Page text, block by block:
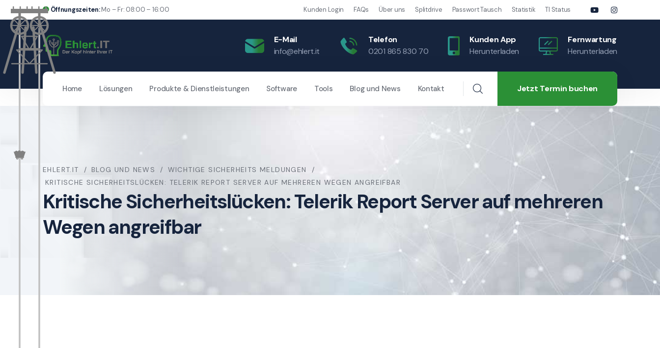
Öffnungszeiten:Mo – Fr: 08:00 – 16:00 Kunden Login FAQs Über uns Splitdrive Passwort Tausch Statistik TI Status
E-Mail
info@ehlert.it
Telefon
0201 865 830 70
Kunden App
Herunterladen
Fernwartung
Herunterladen
Home Lösungen Produkte & Dienstleistungen Software Tools Blog und News Kontakt Jetzt Termin buchen
EHLERT.IT BLOG UND NEWS
WICHTIGE SICHERHEITS MELDUNGEN
KRITISCHE SICHERHEITSLÜCKEN: TELERIK REPORT SERVER AUF MEHREREN WEGEN ANGREIFBAR
Kritische Sicherheitslücken: Telerik Report Server auf mehreren
Wegen angreifbar